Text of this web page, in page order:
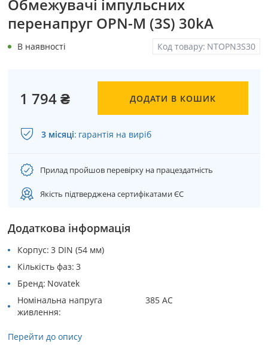
Обмежувачі імпульсних
перенапруг OPN-M (3S) 30kA
Код товару: NTOPN3S30
В наявності
1 794 ₴ ДОДАТИ В КОШИК
3 місяці: гарантія на виріб
Прилад пройшов перевірку на працездатність
Якість підтверджена сертифікатами ЄС
Додаткова інформація
Корпус 3 DIN (54 мм)
Кількість фаз 3
Бренд Novatek
Номінальна напруга
живлення
385 АС
Перейти до опису